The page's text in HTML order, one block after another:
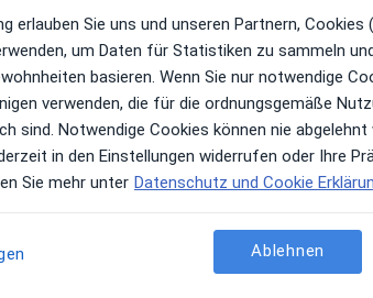
und Kosten
über Leistungen
erlauben Sie uns und unseren Partnern, Cookies
um Daten für Statistiken zu sammeln
basieren. Wenn Sie nur notwendige
verwenden, die für die ordnungsgemäße
sind. Notwendige Cookies können nie abgelehnt
in den Einstellungen widerrufen oder Ihre
Sie mehr unter Datenschutz und Cookie
Ablehnen